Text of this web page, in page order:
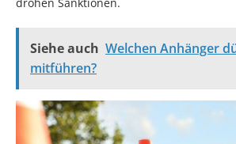
drohen Sanktionen.
Siehe auch Welchen Anhänger
mitführen?